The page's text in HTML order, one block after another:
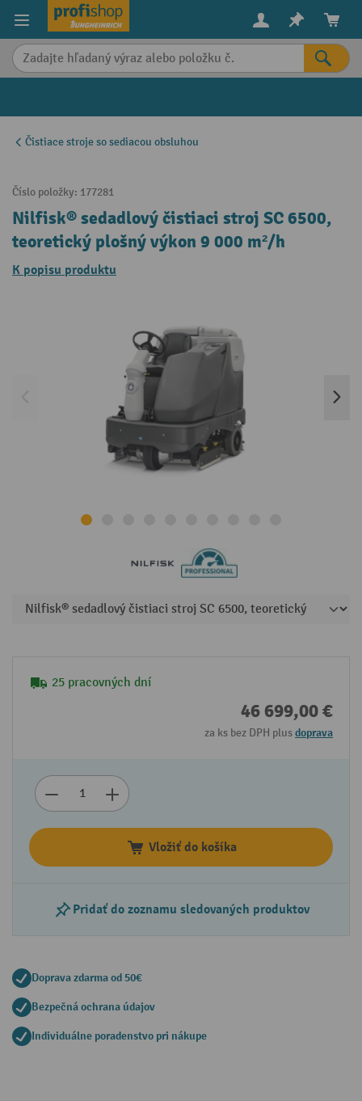
content
Čistiace stroje so sediacou obsluhou
Číslo položky: 177281
Nilfisk® sedadlový čistiaci stroj SC 6500,
teoretický plošný výkon 9 000 m²/h
K popisu produktu
25 pracovných dní
46 699,00 €
za ks bez DPH plusdoprava
Vložiť do košíka
Pridať do zoznamu sledovaných produktov
Doprava zdarma od 50€
Bezpečná ochrana údajov
Individuálne poradenstvo pri nákupe